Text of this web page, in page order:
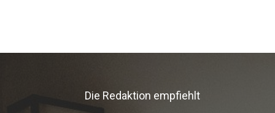
Die Redaktion empfiehlt